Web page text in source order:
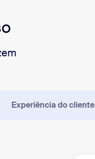
Experiência do cliente